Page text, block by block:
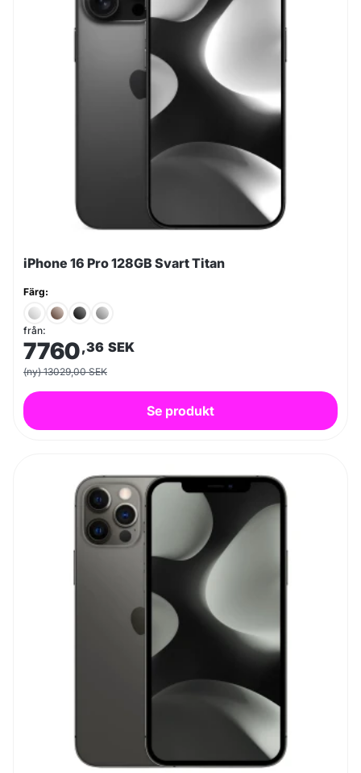
iPhone 16 Pro 128GB Svart Titan
Färg:
från:
7760,36 SEK
(ny) 13029,00 SEK
Se produkt